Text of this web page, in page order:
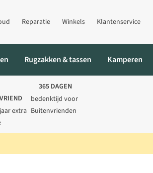
Reparatie Winkels Klantenservice
Rugzakken & tassen Kamperen
extra
365 DAGEN
bedenktijd voor
Buitenvrienden